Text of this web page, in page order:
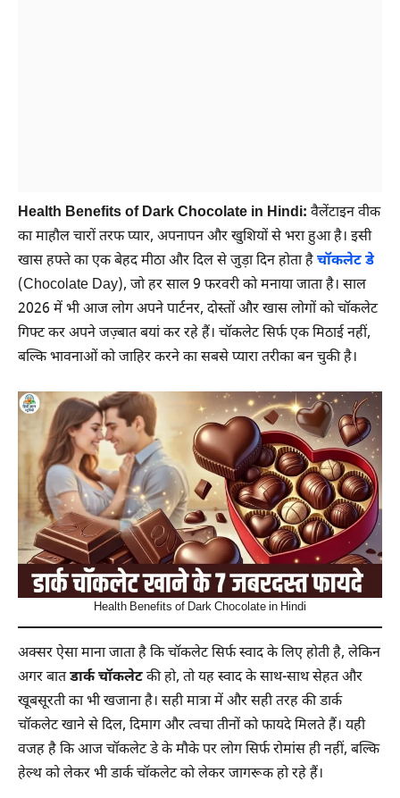
Health Benefits of Dark Chocolate in Hindi: वैलेंटाइन वीक
का माहौल चारों तरफ प्यार, अपनापन और खुशियों से भरा हुआ है। इसी
खास हफ्ते का एक बेहद मीठा और दिल से जुड़ा दिन होता हैचॉकलेट डे
(Chocolate Day), जो हर साल 9 फरवरी को मनाया जाता है। साल
2026 में भी आज लोग अपने पार्टनर, दोस्तों और खास लोगों को चॉकलेट
गिफ्ट कर अपने जज़्बात बयां कर रहे हैं। चॉकलेट सिर्फ एक मिठाई नहीं,
बल्कि भावनाओं को जाहिर करने का सबसे प्यारा तरीका बन चुकी है।
Health Benefits of Dark Chocolate in Hindi
अक्सर ऐसा माना जाता है कि चॉकलेट सिर्फ स्वाद के लिए होती है, लेकिन
अगर बातडार्क चॉकलेटकी हो, तो यह स्वाद के साथ-साथ सेहत और
खूबसूरती का भी खजाना है। सही मात्रा में और सही तरह की डार्क
चॉकलेट खाने से दिल, दिमाग और त्वचा तीनों को फायदे मिलते हैं। यही
वजह है कि आज चॉकलेट डे के मौके पर लोग सिर्फ रोमांस ही नहीं, बल्कि
हेल्थ को लेकर भी डार्क चॉकलेट को लेकर जागरूक हो रहे हैं।